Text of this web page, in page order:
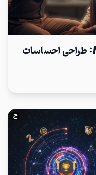
آموزش کامل فریم ورک MDA: طراحی احساسات